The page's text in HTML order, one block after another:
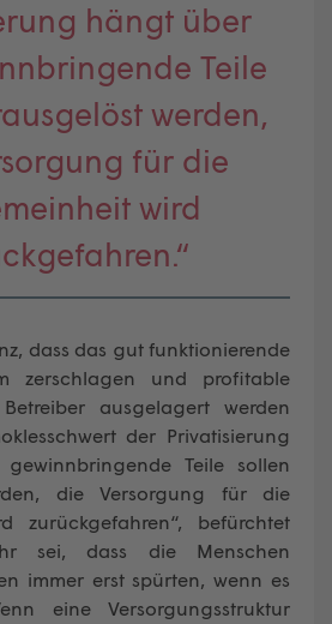
hängt über
Teile
werden,
für die
wird
dass das gut funktionierende
zerschlagen und profitable
ausgelagert werden
der Privatisierung
Teile sollen
die Versorgung für die
zurückgefahren“, befürchtet
sei, dass die Menschen
immer erst spürten, wenn es
eine Versorgungsstruktur